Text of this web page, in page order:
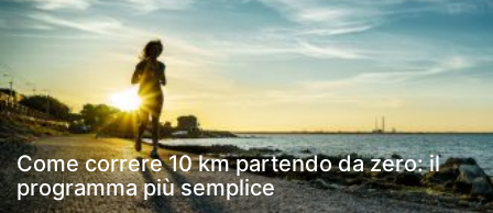
Come correre 10 km partendo da zero: il
programma più semplice